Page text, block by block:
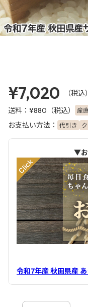
¥7,020
（税込）
送料： ¥880 （税込） 産
お支払い方法： 代引き
▼お
令和7年産 秋田県産